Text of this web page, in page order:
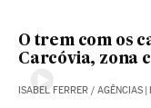
O trem com os
Carcóvia, zona
ISABEL FERRER / AGÊNCIAS |